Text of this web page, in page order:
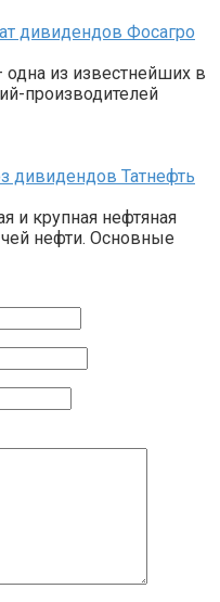
дивидендов Фосагро
из известнейших в
производителей
дивидендов Татнефть
и крупная нефтяная
нефти. Основные